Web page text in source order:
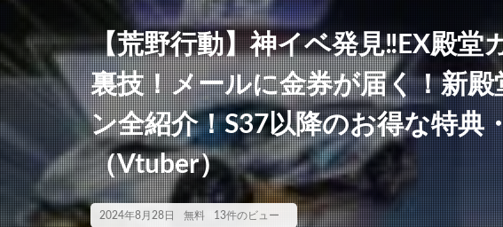
【荒野行動】神イベ発見‼EX殿堂
裏技！メールに金券が届く！新
ン全紹介！S37以降のお得な特典
（Vtuber）
2024年8月28日 無料 13件のビュー